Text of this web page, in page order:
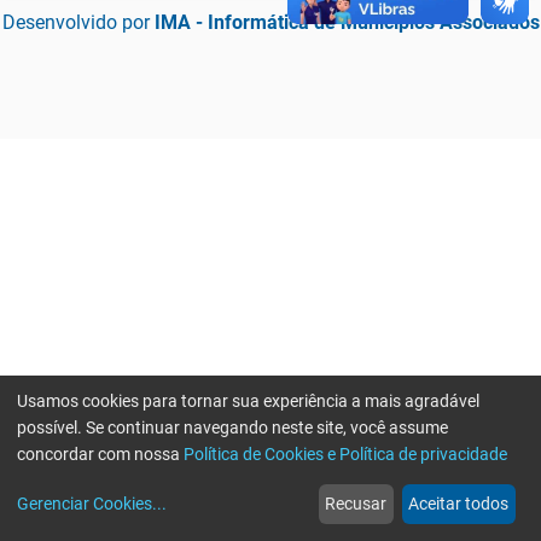
Desenvolvido por IMA - Informática de Municípios Associados
web
Notícias
more_horiz
Mais
Usamos cookies para tornar sua experiência a mais agradável
possível. Se continuar navegando neste site, você assume
concordar com nossa Política de Cookies e Política de privacidade
Gerenciar Cookies... Recusar Aceitar todos
Erro ao enviar informações, por favor tente novamente